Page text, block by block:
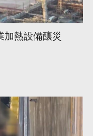
加熱設備釀災